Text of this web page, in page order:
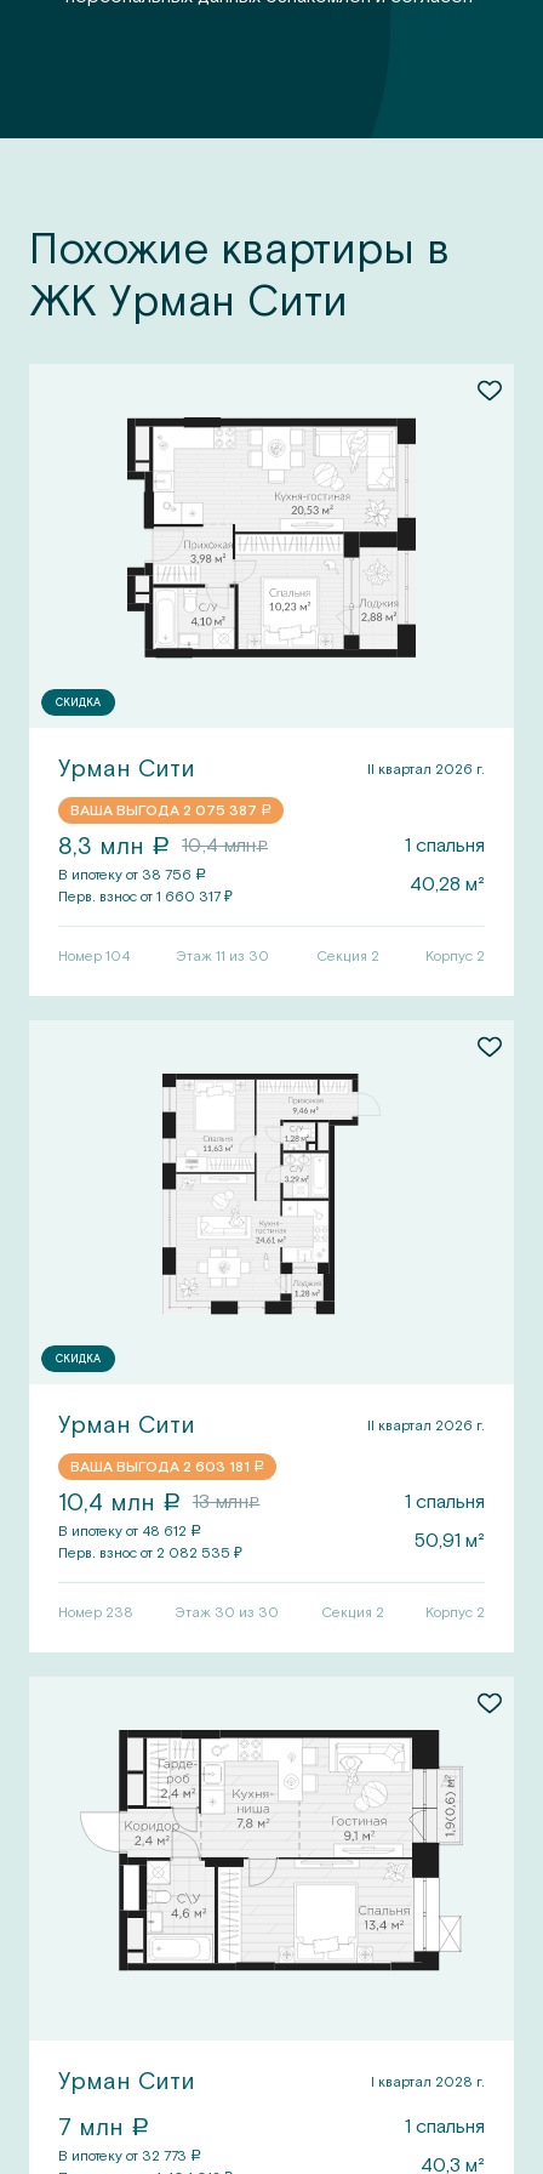
Похожие квартиры в
ЖК Урман Сити
СКИДКА
Урман Сити II квартал 2026 г.
ВАША ВЫГОДА 2 075 387 a
8,3 млн a 10,4млнa 1 спальня
В ипотеку от 38 756 a
Перв. взнос от 1 660 317 ₽ 40,28 м²
Номер 104 Этаж 11 из 30 Секция 2 Корпус 2
СКИДКА
Урман Сити II квартал 2026 г.
ВАША ВЫГОДА 2 603 181 a
10,4 млн a 13млнa 1 спальня
В ипотеку от 48 612 a
Перв. взнос от 2 082 535 ₽ 50,91 м²
Номер 238 Этаж 30 из 30 Секция 2 Корпус 2
Урман Сити I квартал 2028 г.
7 млн a 1 спальня
В ипотеку от 32 773 a 40,3 м²